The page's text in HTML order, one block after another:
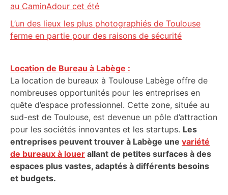
au CaminAdour cet été
L’un des lieux les plus photographiés de Toulouse
ferme en partie pour des raisons de sécurité
Location de Bureau à Labège :
La location de bureaux à Toulouse Labège offre de
nombreuses opportunités pour les entreprises en
quête d’espace professionnel. Cette zone, située au
sud-est de Toulouse, est devenue un pôle d’attraction
pour les sociétés innovantes et les startups. Les
entreprises peuvent trouver à Labège une variété
de bureaux à louer allant de petites surfaces à des
espaces plus vastes, adaptés à différents besoins
et budgets.